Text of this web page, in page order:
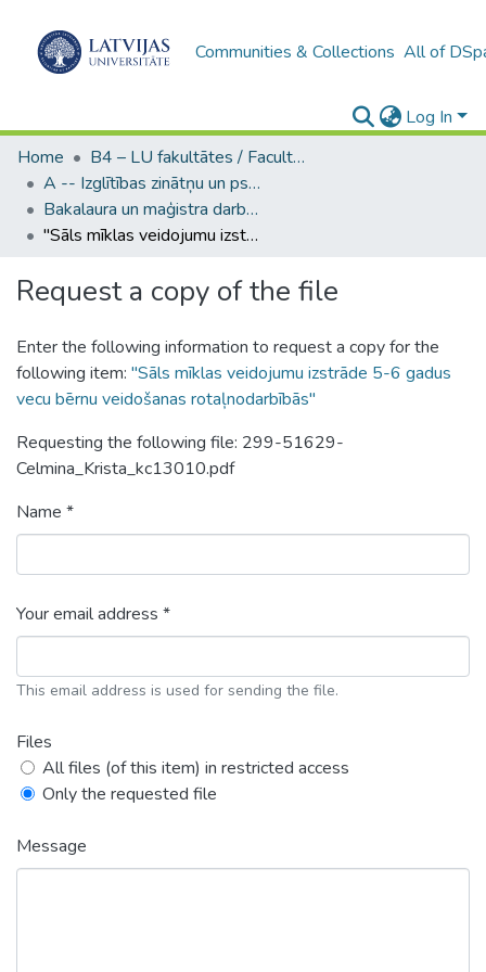
Communities & Collections All of
Log In
Home
B4 – LU fakultātes / Faculties of the UL
A -- Izglītības zinātņu un psiholoģijas fakultāte / Faculty of Education Sciences and Psychology
Bakalaura un maģistra darbi (PPMF) / Bachelor's and Master's theses
"Sāls mīklas veidojumu izstrāde 5-6 gadus vecu bērnu veidošanas rotaļnodarbībās"
Request a copy of the file
Enter the following information to request a copy for the
following item: "Sāls mīklas veidojumu izstrāde 5-6 gadus
vecu bērnu veidošanas rotaļnodarbībās"
Requesting the following file: 299-51629-
Celmina_Krista_kc13010.pdf
Name *
Your email address *
This email address is used for sending the file.
Files
All files (of this item) in restricted access
Only the requested file
Message